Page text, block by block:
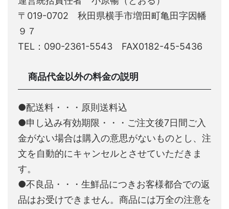
〒019-0702 秋田県横手市増田町亀田字因幡
９７
TEL：090-2361-5543 FAX0182-45-5436
商品代金以外の料金の説明
●配送料・・・原則送料込
●申し込み有効期限・・・ご注文後7日間ご入
金がない場合は購入の意思がないものとし、注
文を自動的にキャンセルとさせていただきま
す。
●不良品・・・生鮮品につきお客様都合での返
品はお受けできません。商品には万全の注意を